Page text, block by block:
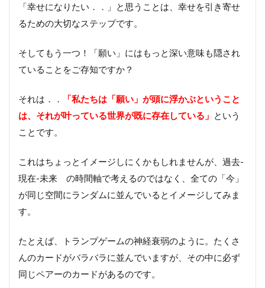
「幸せになりたい．．」と思うことは、幸せを引き寄せ
るための大切なステップです。
そしてもう一つ！「願い」にはもっと深い意味も隠され
ていることをご存知ですか？
それは．．
「私たちは「願い」が頭に浮かぶということ
は、それが叶っている世界が既に存在している」
という
ことです。
これはちょっとイメージしにくかもしれませんが、過去-
現在-未来 の時間軸で考えるのではなく、全ての「今」
が同じ空間にランダムに並んでいるとイメージしてみま
す。
たとえば、トランプゲームの神経衰弱のように。たくさ
んのカードがバラバラに並んでいますが、その中に必ず
同じペアーのカードがあるのです。